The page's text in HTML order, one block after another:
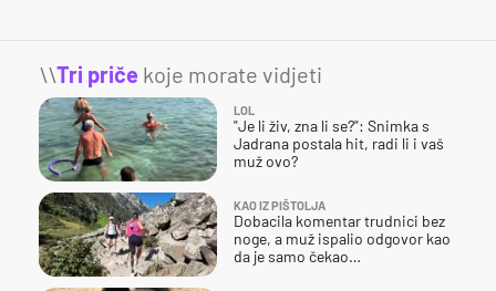
\\Tri priče koje morate vidjeti
LOL
"Je li živ, zna li se?": Snimka s
Jadrana postala hit, radi li i vaš
muž ovo?
KAO IZ PIŠTOLJA
Dobacila komentar trudnici bez
noge, a muž ispalio odgovor kao
da je samo čekao…